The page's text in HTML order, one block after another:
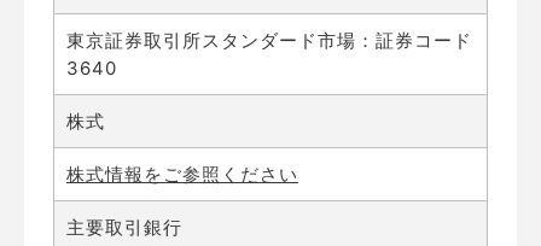
東京証券取引所スタンダード市場：証券コード
3640
株式
株式情報をご参照ください
主要取引銀行